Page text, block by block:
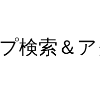
検索＆